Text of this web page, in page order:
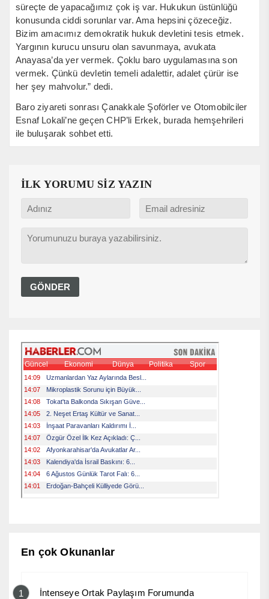
süreçte de yapacağımız çok iş var. Hukukun üstünlüğü
konusunda ciddi sorunlar var. Ama hepsini çözeceğiz.
Bizim amacımız demokratik hukuk devletini tesis etmek.
Yargının kurucu unsuru olan savunmaya, avukata
Anayasa’da yer vermek. Çoklu baro uygulamasına son
vermek. Çünkü devletin temeli adalettir, adalet çürür ise
her şey mahvolur.” dedi.
Baro ziyareti sonrası Çanakkale Şoförler ve Otomobilciler
Esnaf Lokali’ne geçen CHP’li Erkek, burada hemşehrileri
ile buluşarak sohbet etti.
İLK YORUMU SİZ YAZIN
En çok Okunanlar
1 İntenseye Ortak Paylaşım Forumunda